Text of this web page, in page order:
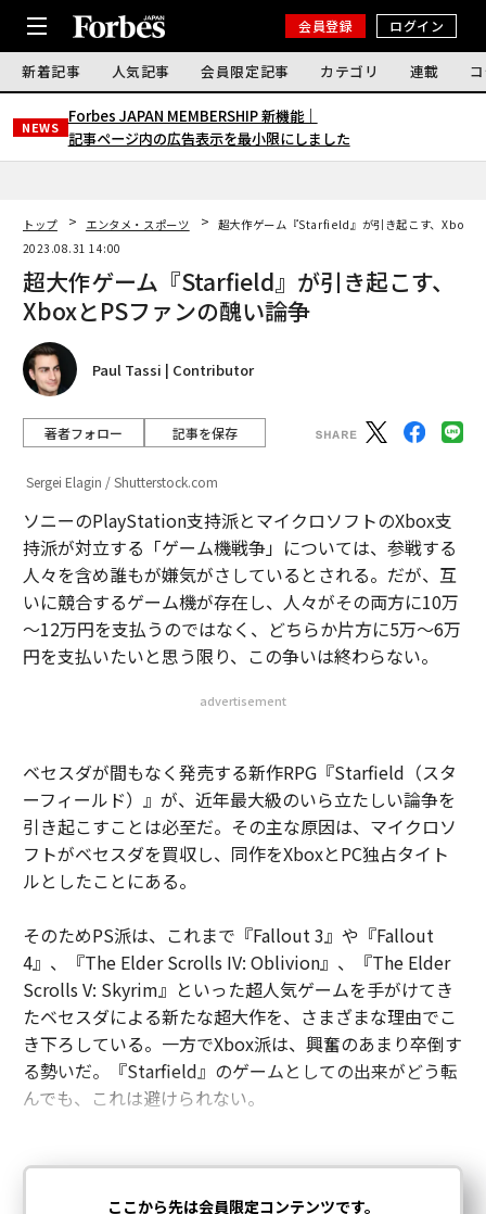
会員登録 ログイン
新着記事 人気記事 会員限定記事 カテゴリ 連載
NEWS
Forbes JAPAN MEMBERSHIP 新機能｜
記事ページ内の広告表示を最小限にしました
トップ エンタメ・スポーツ
超大作ゲーム『Starfield』が引き起こす、Xboxと
2023.08.31 14:00
超大作ゲーム『Starfield』が引き起こす、
XboxとPSファンの醜い論争
Paul Tassi | Contributor
著者フォロー 記事を保存
Sergei Elagin / Shutterstock.com
ソニーのPlayStation支持派とマイクロソフトのXbox支
持派が対立する「ゲーム機戦争」については、参戦する
人々を含め誰もが嫌気がさしているとされる。だが、互
いに競合するゲーム機が存在し、人々がその両方に10万
～12万円を支払うのではなく、どちらか片方に5万～6万
円を支払いたいと思う限り、この争いは終わらない。
advertisement
ベセスダが間もなく発売する新作RPG『Starfield（スタ
ーフィールド）』が、近年最大級のいら立たしい論争を
引き起こすことは必至だ。その主な原因は、マイクロソ
フトがベセスダを買収し、同作をXboxとPC独占タイト
ルとしたことにある。
そのためPS派は、これまで『Fallout 3』や『Fallout
4』、『The Elder Scrolls IV: Oblivion』、『The Elder
Scrolls V: Skyrim』といった超人気ゲームを手がけてき
たベセスダによる新たな超大作を、さまざまな理由でこ
き下ろしている。一方でXbox派は、興奮のあまり卒倒す
る勢いだ。『Starfield』のゲームとしての出来がどう転
んでも、これは避けられない。